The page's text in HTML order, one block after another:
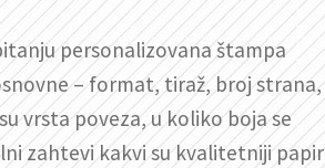
personalizovana štampa
– format, tiraž, broj strana,
vrsta poveza, u koliko boja se
zahtevi kakvi su kvalitetniji papir